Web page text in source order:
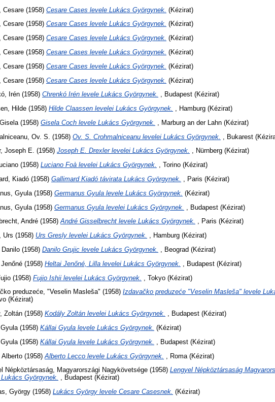
Cesare (1958) Cesare Cases levele Lukács Györgynek. (Kézirat)
Cesare (1958) Cesare Cases levele Lukács Györgynek. (Kézirat)
Cesare (1958) Cesare Cases levele Lukács Györgynek. (Kézirat)
Cesare (1958) Cesare Cases levele Lukács Györgynek. (Kézirat)
Cesare (1958) Cesare Cases levele Lukács Györgynek. (Kézirat)
Cesare (1958) Cesare Cases levele Lukács Györgynek. (Kézirat)
Irén (1958) Chrenkó Irén levele Lukács Györgynek. , Budapest (Kézirat)
Hilde (1958) Hilde Claassen levelei Lukács Györgynek. , Hamburg (Kézirat)
(1958) Gisela Coch levele Lukács Györgynek.
, Marburg an der Lahn (Kézirat)
Ov. S.
(1958) Ov. S. Crohmalniceanu levelei Lukács Györgynek.
, Bukarest
Joseph E. (1958) Joseph E. Drexler levelei Lukács Györgynek. , Nürnberg (Kézirat)
(1958) Luciano Foà levelei Lukács Györgynek. , Torino (Kézirat)
Kiadó (1958) Gallimard Kiadó távirata Lukács Györgynek. , Paris (Kézirat)
Gyula (1958) Germanus Gyula levele Lukács Györgynek. (Kézirat)
Gyula (1958) Germanus Gyula levelei Lukács Györgynek.
, Budapest (Kézirat)
André (1958)André Gisselbrecht levele Lukács Györgynek. , Paris (Kézirat)
Urs (1958) Urs Gresly levelei Lukács Györgynek. , Hamburg (Kézirat)
(1958) Danilo Grujic levele Lukács Györgynek. , Beograd (Kézirat)
(1958) Heltai Jenőné, Lilla levelei Lukács Györgynek.
, Budapest (Kézirat)
(1958) Fujio Ishii levelei Lukács Györgynek.
, Tokyo (Kézirat)
preduzeće, "Veselin Masleša" (1958) Izdavačko preduzeće "Veselin Masleša" levele
(Kézirat)
Zoltán (1958) Kodály Zoltán levelei Lukács Györgynek. , Budapest (Kézirat)
(1958) Kállai Gyula levele Lukács Györgynek. (Kézirat)
(1958) Kállai Gyula levele Lukács Györgynek.
, Budapest (Kézirat)
Alberto (1958) Alberto Lecco levele Lukács Györgynek.
, Roma (Kézirat)
Népköztársaság, Magyarországi Nagykövetsége (1958) Lengyel Népköztársaság
Györgynek. , Budapest (Kézirat)
György (1958) Lukács György levele Cesare Casesnek. (Kézirat)